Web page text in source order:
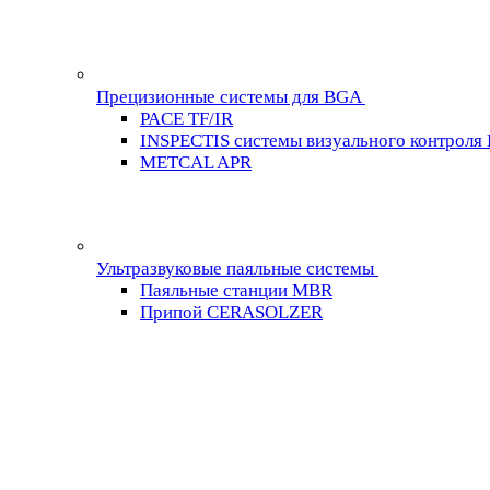
Прецизионные системы для BGA
PACE TF/IR
INSPECTIS системы визуального контроля
METCAL APR
Ультразвуковые паяльные системы
Паяльные станции MBR
Припой CERASOLZER